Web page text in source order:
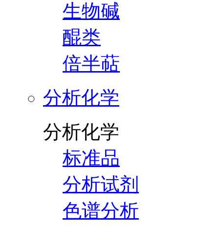
生物碱
醌类
倍半萜
分析化学
分析化学
标准品
分析试剂
色谱分析